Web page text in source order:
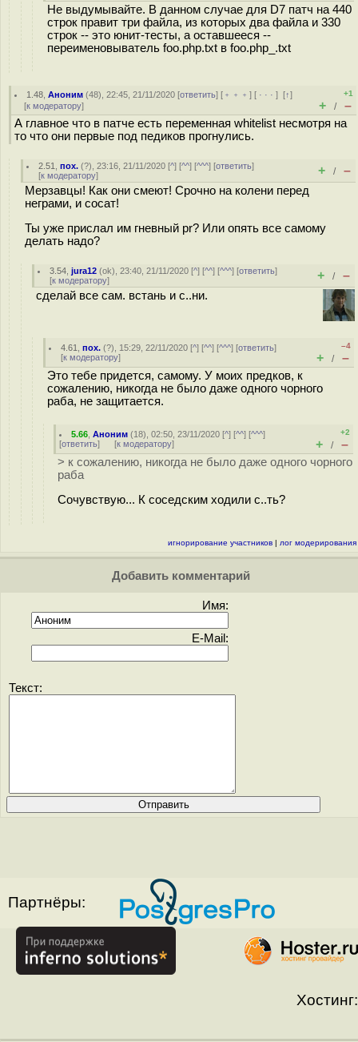
Не выдумывайте. В данном случае для D7 патч на 440
строк правит три файла, из которых два файла и 330
строк -- это юнит-тесты, а оставшееся --
переименовыватель foo.php.txt в foo.php_.txt
1.48 ,Аноним (48), 22:45, 21/11/2020 [ответить] [ ﹢﹢﹢] [ · · ·][↑]
[к модератору]
+1
+ / –
А главное что в патче есть переменная whitelist несмотря на
то что они первые под педиков прогнулись.
2.51 ,пох. (?), 23:16, 21/11/2020 [^] [^^] [^^^] [ответить]
[к модератору] + / –
Мерзавцы! Как они смеют! Срочно на колени перед
неграми, и сосат!
Ты уже прислал им гневный pr? Или опять все самому
делать надо?
3.54 ,jura12 (ok), 23:40, 21/11/2020 [^] [^^] [^^^] [ответить]
[к модератору] + / –
сделай все сам. встань и с..ни.
4.61 ,пох. (?), 15:29, 22/11/2020 [^] [^^] [^^^] [ответить]
[к модератору]
–4
+ / –
Это тебе придется, самому. У моих предков, к
сожалению, никогда не было даже одного чорного
раба, не защитается.
5.66 ,Аноним (18), 02:50, 23/11/2020 [^] [^^] [^^^]
[ответить] [к модератору]
+2
+ / –
> к сожалению, никогда не было даже одного чорного
раба
Сочувствую... К соседским ходили с..ть?
игнорирование участников | лог модерирования
Добавить комментарий
Имя:
E-Mail:
Текст:
Партнёры:
Хостинг: